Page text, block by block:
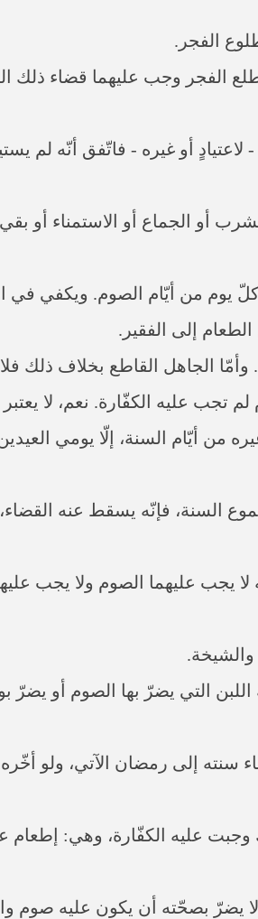
الفجر.
الفجر وجب عليهما قضاء ذلك
- لاعتيادٍ أو غيره - فاتّفق أنّه
أو الجماع أو الاستمناء أو
من أيّام الصوم. ويكفي في
إلى الفقير.
به. وأمّا الجاهل القاطع بخلاف ذلك
تجب عليه الكفّارة. نعم، لا
من أيّام السنة، إلّا يومي
السنة، فإنّه يسقط عنه
يجب عليهما الصوم ولا يجب
اللبن التي يضرّ بها الصوم أو
سنته إلى رمضان الآتي، ولو
ذلك وجبت عليه الكفّارة، وهي:
ولا يضرّ بصحّته أن يكون عليه صوم